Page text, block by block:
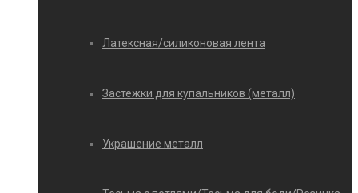
Латексная/силиконовая лента
Застежки для купальников (металл)
Украшение металл